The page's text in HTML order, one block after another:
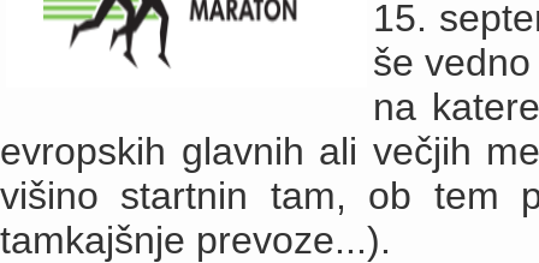
15.
še
na
evropskih glavnih ali večjih
višino startnin tam, ob tem
tamkajšnje prevoze...).